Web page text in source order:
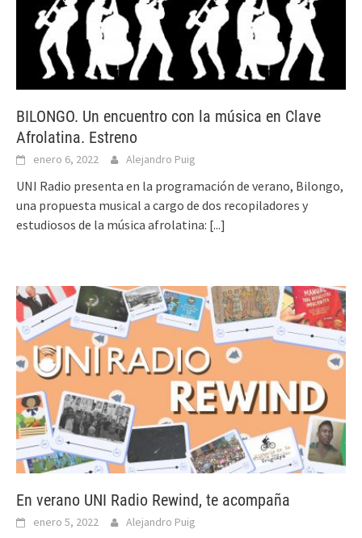
BILONGO. Un encuentro con la música en Clave
Afrolatina. Estreno
enero 6, 2022 Alejandro Puig
UNI Radio presenta en la programación de verano, Bilongo,
una propuesta musical a cargo de dos recopiladores y
estudiosos de la música afrolatina: [...]
En verano UNI Radio Rewind, te acompaña
enero 5, 2022 Alejandro Puig